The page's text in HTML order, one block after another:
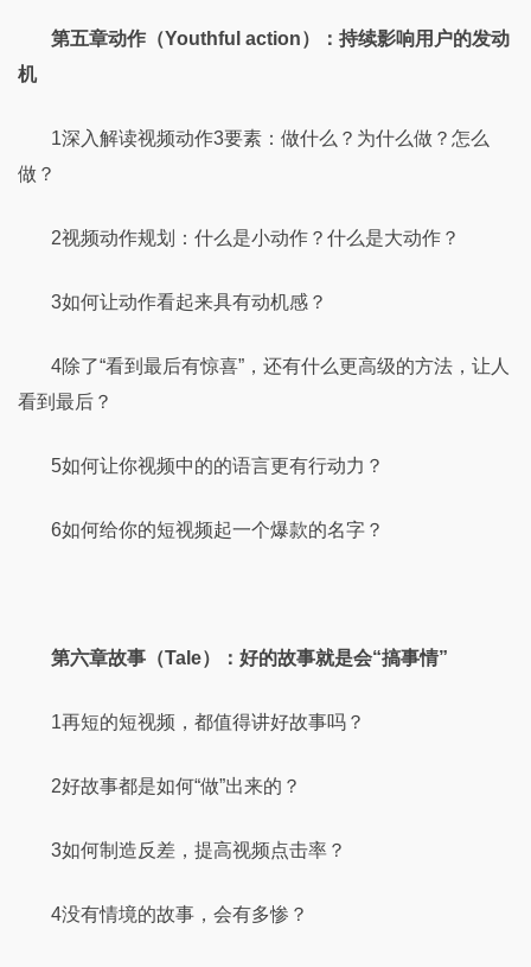
第五章动作（Youthful action）：持续影响用户的发动
机
1深入解读视频动作3要素：做什么？为什么做？怎么
做？
2视频动作规划：什么是小动作？什么是大动作？
3如何让动作看起来具有动机感？
4除了“看到最后有惊喜”，还有什么更高级的方法，让人
看到最后？
5如何让你视频中的的语言更有行动力？
6如何给你的短视频起一个爆款的名字？
第六章故事（Tale）：好的故事就是会“搞事情”
1再短的短视频，都值得讲好故事吗？
2好故事都是如何“做”出来的？
3如何制造反差，提高视频点击率？
4没有情境的故事，会有多惨？